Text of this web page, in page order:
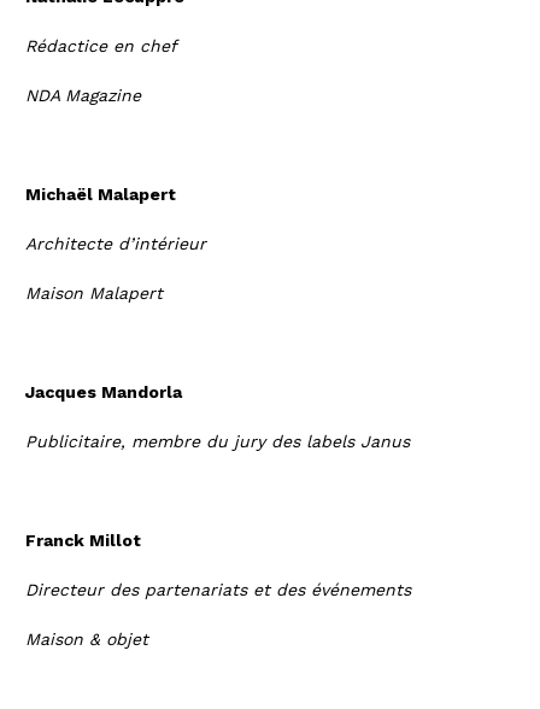
Rédactice en chef
NDA Magazine
Michaël Malapert
Architecte d’intérieur
Maison Malapert
Jacques Mandorla
Publicitaire, membre du jury des labels Janus
Franck Millot
Directeur des partenariats et des événements
Maison & objet